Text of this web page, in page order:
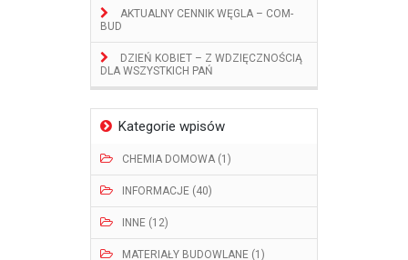
AKTUALNY CENNIK WĘGLA – COM-
BUD
DZIEŃ KOBIET – Z WDZIĘCZNOŚCIĄ
DLA WSZYSTKICH PAŃ
Kategorie wpisów
CHEMIA DOMOWA (1)
INFORMACJE (40)
INNE (12)
MATERIAŁY BUDOWLANE (1)